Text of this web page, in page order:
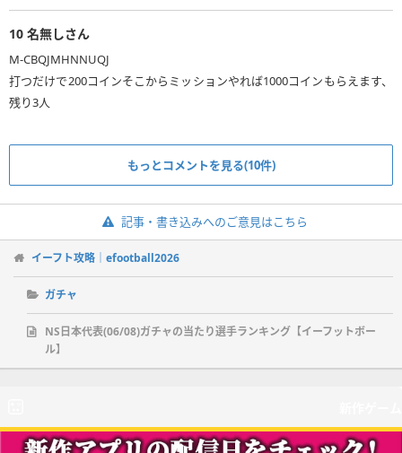
10 名無しさん
M-CBQJMHNNUQJ
打つだけで200コインそこからミッションやれば1000コインもらえます、
残り3人
もっとコメントを見る(10件)
記事・書き込みへのご意見はこちら
イーフト攻略｜efootball2026
ガチャ
NS日本代表(06/08)ガチャの当たり選手ランキング【イーフットボー
ル】